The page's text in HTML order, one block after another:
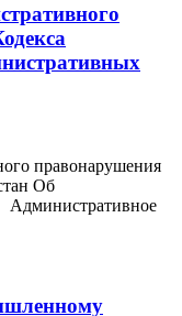
правонарушения
Об